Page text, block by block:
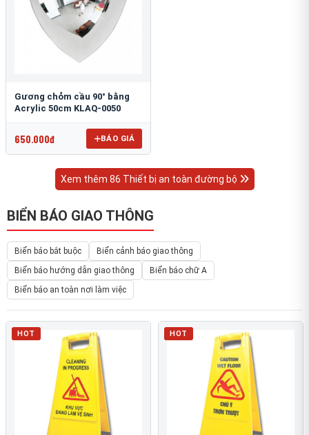
Gương chỏm cầu 90° bằng
Acrylic 50cm KLAQ-0050
650.000đ BÁO GIÁ
Xem thêm 86 Thiết bị an toàn đường bộ
BIỂN BÁO GIAO THÔNG
Biển báo bắt buộc
Biển cảnh báo giao thông
Biển báo hướng dẫn giao thông
Biển báo chữ A
Biển báo an toàn nơi làm việc
HOT HOT